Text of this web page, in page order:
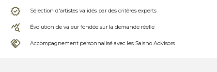
Sélection d'artistes validés par des critères experts
Évolution de valeur fondée sur la demande réelle
Accompagnement personnalisé avec les Saisho Advisors